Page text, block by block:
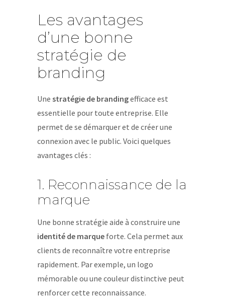
Les avantages
d’une bonne
stratégie de
branding
Une stratégie de brandingefficace est
essentielle pour toute entreprise. Elle
permet de se démarquer et de créer une
connexion avec le public. Voici quelques
avantages clés :
1. Reconnaissance de la
marque
Une bonne stratégie aide à construire une
identité de marque forte. Cela permet aux
clients de reconnaître votre entreprise
rapidement. Par exemple, un logo
mémorable ou une couleur distinctive peut
renforcer cette reconnaissance.